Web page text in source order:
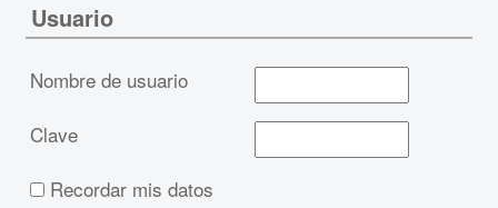
Usuario
Nombre de usuario
Clave
Recordar mis datos